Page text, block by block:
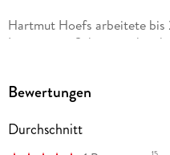
Hartmut Hoefs arbeitete bis
Leiter einer
Rituale für den Schulalltag.
Bewertungen
Durchschnitt